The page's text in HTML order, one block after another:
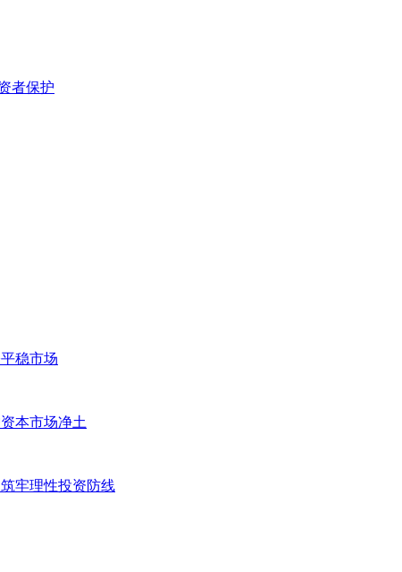
者保护
稳市场
本市场净土
牢理性投资防线